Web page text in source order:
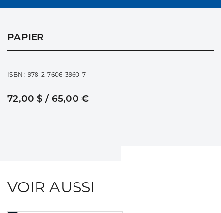
PAPIER
ISBN : 978-2-7606-3960-7
72,00 $ / 65,00 €
VOIR AUSSI